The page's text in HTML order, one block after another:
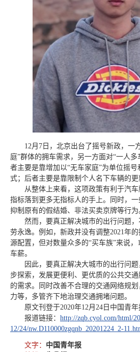
12月7日，北京出台了摇号新政，一
庭”群体的拥车需求，另一方面对“一人
者主要是靠增加以“无车家庭”为单位摇
式；后者主要是靠限制个人名下车辆的更
从整体上来看，这项政策有利于汽
指标落到更多无指标人的手上。同时，
抑制原有的假结婚、非法买卖京牌等行为
然而，要真正解决城市的出行问题
劳永逸。例如，新政并没有调整2021年
源配置，但对数量众多的“买车族”来说
车薪。
因此，要真正解决大城市的出行问
步探索，发展更便利、更优质的公共交
的需求。同时改善不合理的交通网络规
力等，多管齐下地治理交通拥堵问题。
原文刊登于2020年12月24日中国青年
报道链接： http://zqb.cyol.com/html/
12/24/nw.D110000zgqnb_20201224_2-
文字： 中国青年报